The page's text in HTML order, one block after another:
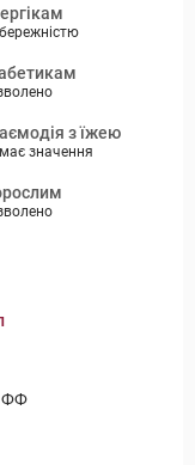
з їжею
значення
ФФ